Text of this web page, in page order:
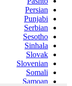
Persian
Punjabi
Serbian
Sesotho
Sinhala
Slovak
Slovenian
Somali
Samoan